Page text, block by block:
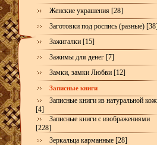
Женские украшения [28]
Заготовки под роспись (разные) [38]
Зажигалки [15]
Зажимы для денег [7]
Замки, замки Любви [12]
Записные книги
Записные книги из натуральной
[4]
Записные книги с изображениями
[228]
Зеркальца карманные [28]